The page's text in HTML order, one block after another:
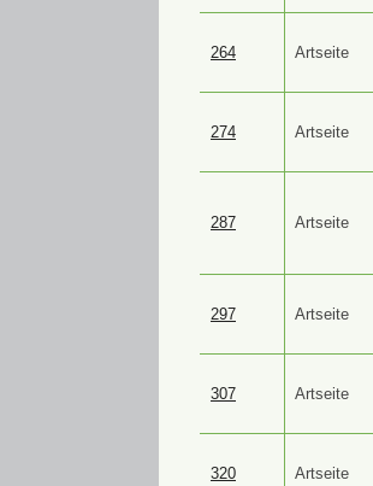
264 Artseite
274 Artseite
287 Artseite
297 Artseite
307 Artseite
320 Artseite